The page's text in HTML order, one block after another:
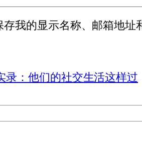
我的显示名称、邮箱地址
录：他们的社交生活这样过